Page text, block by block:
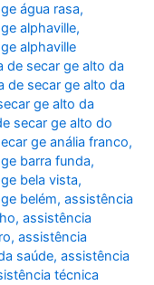
água rasa,
alphaville,
alphaville
de secar ge alto da
de secar ge alto da
ge alto da
secar ge alto do
ge anália franco,
barra funda,
bela vista,
belém,assistência
,assistência
,assistência
saúde,assistência
técnica